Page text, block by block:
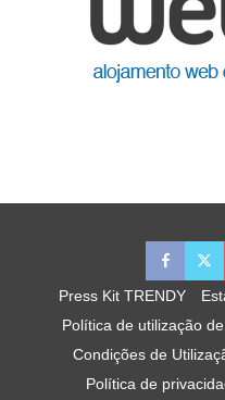
Press Kit TRENDY
Política de utilização
Condições de
Política de